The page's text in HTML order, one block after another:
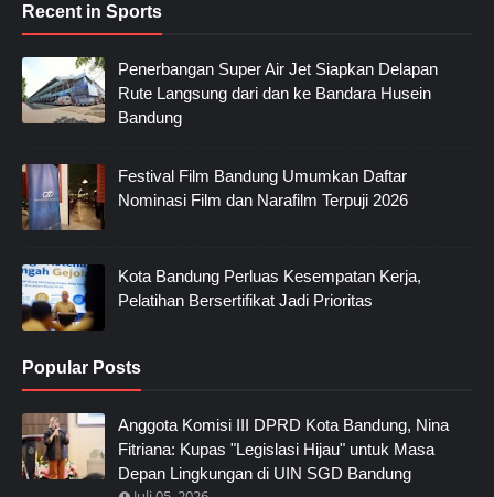
Recent in Sports
Penerbangan Super Air Jet Siapkan Delapan
Rute Langsung dari dan ke Bandara Husein
Bandung
Festival Film Bandung Umumkan Daftar
Nominasi Film dan Narafilm Terpuji 2026
Kota Bandung Perluas Kesempatan Kerja,
Pelatihan Bersertifikat Jadi Prioritas
Popular Posts
Anggota Komisi III DPRD Kota Bandung, Nina
Fitriana: Kupas "Legislasi Hijau" untuk Masa
Depan Lingkungan di UIN SGD Bandung